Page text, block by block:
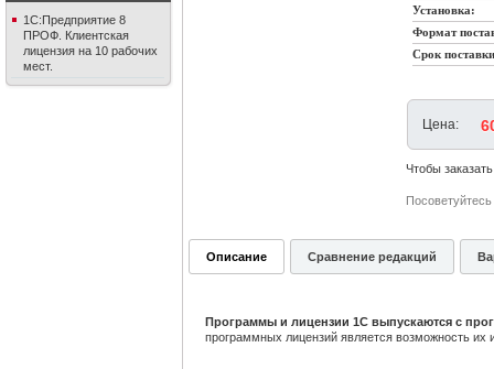
Установка:
Формат
Срок
Цена:
Чтобы
Описание Сравнение редакций
Программы и лицензии 1С выпускаются с
программных лицензий является возможность
1С:Предприятие 8
ПРОФ. Клиентская
лицензия на 10 рабочих
мест.